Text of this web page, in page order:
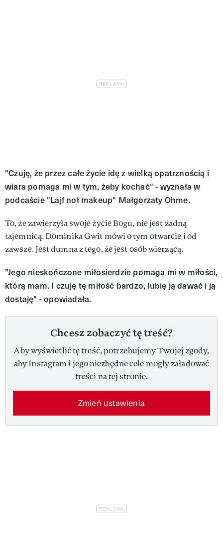
"Czuję, że przez całe życie idę z wielką opatrznością i
wiara pomaga mi w tym, żeby kochać" - wyznała w
podcaście "Lajf noł makeup" Małgorzaty Ohme.
To, że zawierzyła swoje życie Bogu, nie jest żadną
tajemnicą. Dominika Gwit mówi o tym otwarcie i od
zawsze. Jest dumna z tego, że jest osób wierzącą.
"Jego nieskończone miłosierdzie pomaga mi w miłości,
którą mam. I czuję tę miłość bardzo, lubię ją dawać i ją
dostaję" - opowiadała.
Chcesz zobaczyć tę treść?
Aby wyświetlić tę treść, potrzebujemy Twojej zgody,
aby Instagram i jego niezbędne cele mogły załadować
treści na tej stronie.
Zmień ustawienia